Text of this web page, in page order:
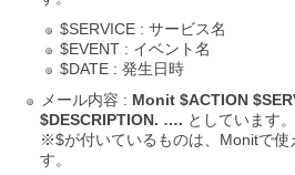
$SERVICE : サービス名
$EVENT : イベント名
$DATE : 発生日時
メール内容 : Monit $ACTION
$DESCRIPTION. …. としています。
※$が付いているものは、Monitで使
す。